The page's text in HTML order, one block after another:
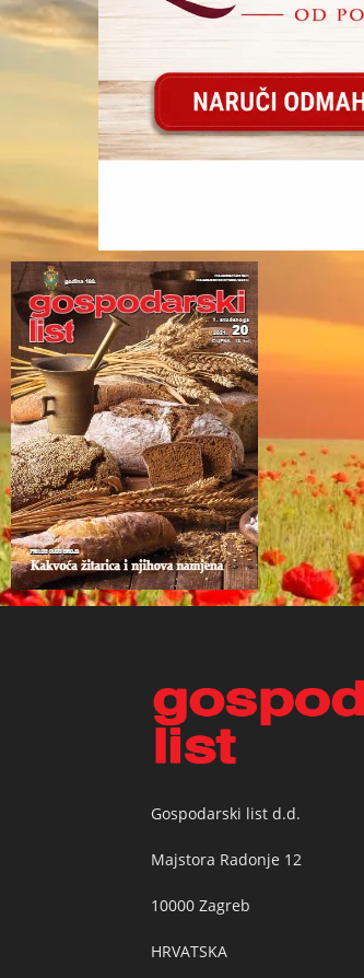
Gospodarski list d.d.
Majstora Radonje 12
10000 Zagreb
HRVATSKA